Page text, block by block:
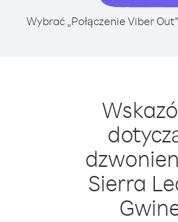
Wybrać „Połączenie Viber
Sierra